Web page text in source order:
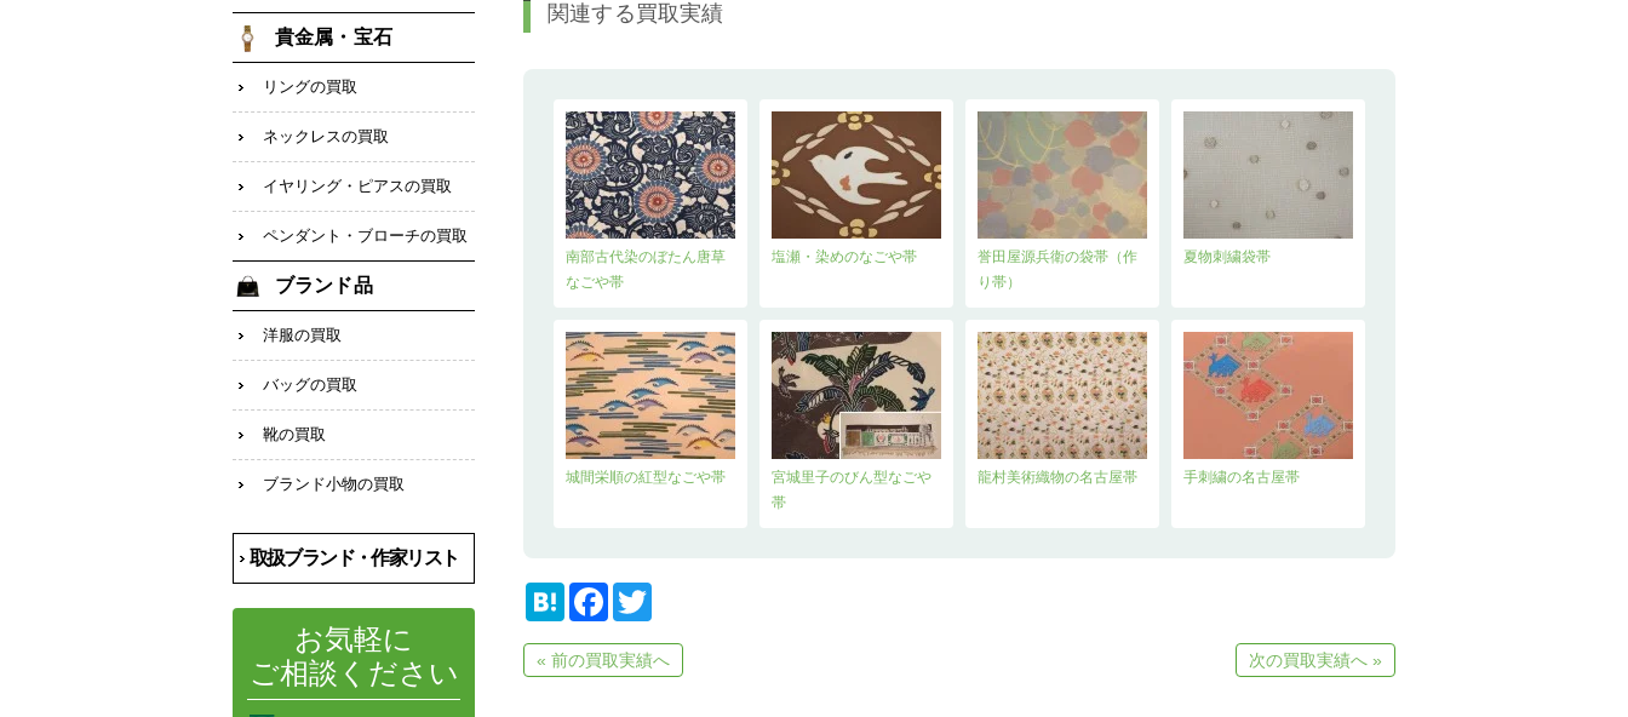
関連する買取実績
南部古代染のぼたん唐草
なごや帯
塩瀬・染めのなごや帯
誉田屋源兵衛の袋帯（作
り帯）
夏物刺繍袋帯
城間栄順の紅型なごや帯
宮城里子のびん型なごや
帯
龍村美術織物の名古屋帯 手刺繍の名古屋帯
H
e
n
F
e
b
t
t
« 前の買取実績へ 次の買取実績へ »
貴金属・宝石
リングの買取
ネックレスの買取
イヤリング・ピアスの買取
ペンダント・ブローチの買取
ブランド品
洋服の買取
バッグの買取
靴の買取
ブランド小物の買取
取扱ブランド・作家リスト
お気軽に
ご相談ください